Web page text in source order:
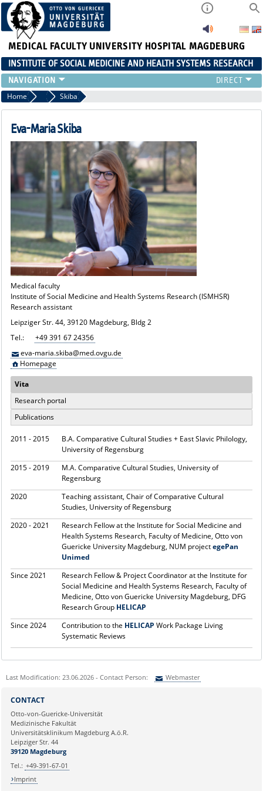
MEDICAL FACULTY UNIVERSITY HOSPITAL MAGDEBURG
INSTITUTE OF SOCIAL MEDICINE AND HEALTH SYSTEMS RESEARCH
TEACHING
INSTITUTE
TEAM
PUBLICATIONS
JOBS
Home Team Skiba
Eva-Maria Skiba
Medical faculty
Institute of Social Medicine and Health Systems Research (ISMHSR)
Research assistant
Leipziger Str. 44, 39120 Magdeburg, Bldg 2
Tel.:
+49 391 67 24356
eva-maria.skiba@med.ovgu.de
Homepage
Vita
Research portal
Publications
2011 - 2015
B.A. Comparative Cultural Studies + East Slavic Philology,
University of Regensburg
2015 - 2019
M.A. Comparative Cultural Studies, University of
Regensburg
2020
Teaching assistant, Chair of Comparative Cultural
Studies, University of Regensburg
2020 - 2021
Research Fellow at the Institute for Social Medicine and
Health Systems Research, Faculty of Medicine, Otto von
Guericke University Magdeburg, NUM projectegePan
Unimed
Since 2021
Research Fellow & Project Coordinator at the Institute for
Social Medicine and Health Systems Research, Faculty of
Medicine, Otto von Guericke University Magdeburg, DFG
Research Group HELICAP
Since 2024
Contribution to the HELICAP Work Package Living
Systematic Reviews
Last Modification: 23.06.2026 - Contact Person: Webmaster
Ihre E-Mailadresse:
Ihr Anliegen:
CONTACT
Otto-von-Guericke-Universität
Medizinische Fakultät
Universitätsklinikum Magdeburg A.ö.R.
Leipziger Str. 44
39120 Magdeburg
Tel.: +49-391-67-01
Imprint